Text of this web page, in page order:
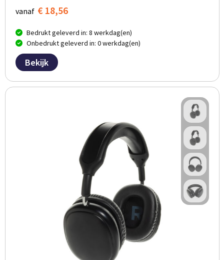
vanaf € 18,56
Bedrukt geleverd in: 8 werkdag(en)
Onbedrukt geleverd in: 0 werkdag(en)
Bekijk